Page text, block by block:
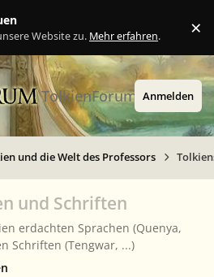
Website zu. Mehr erfahren. ×
TolkienForum Anmelden
und die Welt des Professors
und Schriften
erdachten Sprachen (Quenya,
Schriften (Tengwar, ...)